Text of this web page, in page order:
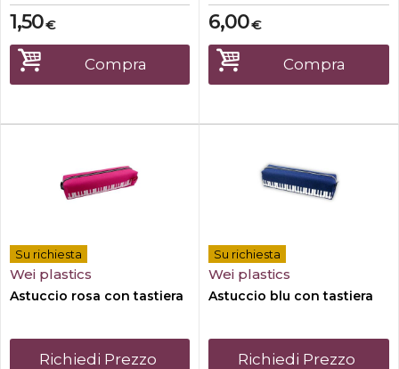
€
1,50
Compra
€
6,00
Compra
Su richiesta
Wei plastics
Astuccio rosa con tastiera
Richiedi Prezzo
Su richiesta
Wei plastics
Astuccio blu con tastiera
Richiedi Prezzo